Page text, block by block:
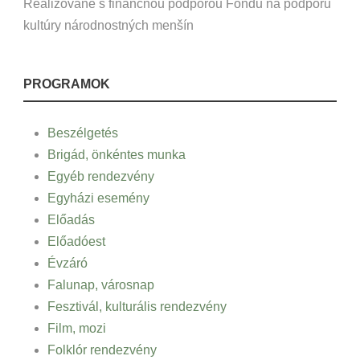
Realizované s finančnou podporou Fondu na podporu
kultúry národnostných menšín
PROGRAMOK
Beszélgetés
Brigád, önkéntes munka
Egyéb rendezvény
Egyházi esemény
Előadás
Előadóest
Évzáró
Falunap, városnap
Fesztivál, kulturális rendezvény
Film, mozi
Folklór rendezvény